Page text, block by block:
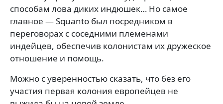
способам лова диких индюшек… Но самое
главное — Squanto был посредником в
переговорах с соседними племенами
индейцев, обеспечив колонистам их дружеское
отношение и помощь.
Можно с уверенностью сказать, что без его
участия первая колония европейцев не